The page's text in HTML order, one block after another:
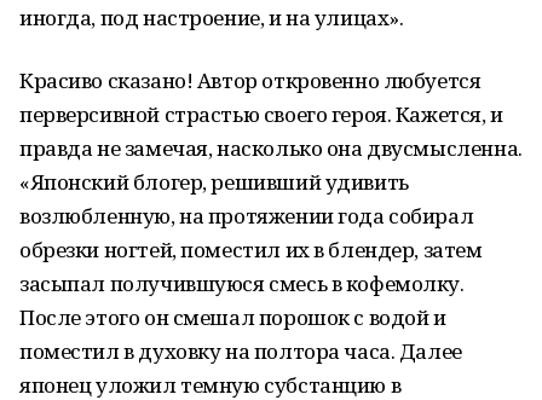
иногда, под настроение, и на улицах».
Красиво сказано! Автор откровенно любуется
перверсивной страстью своего героя. Кажется, и
правда не замечая, насколько она двусмысленна.
«Японский блогер, решивший удивить
возлюбленную, на протяжении года собирал
обрезки ногтей, поместил их в блендер, затем
засыпал получившуюся смесь в кофемолку.
После этого он смешал порошок с водой и
поместил в духовку на полтора часа. Далее
японец уложил темную субстанцию в